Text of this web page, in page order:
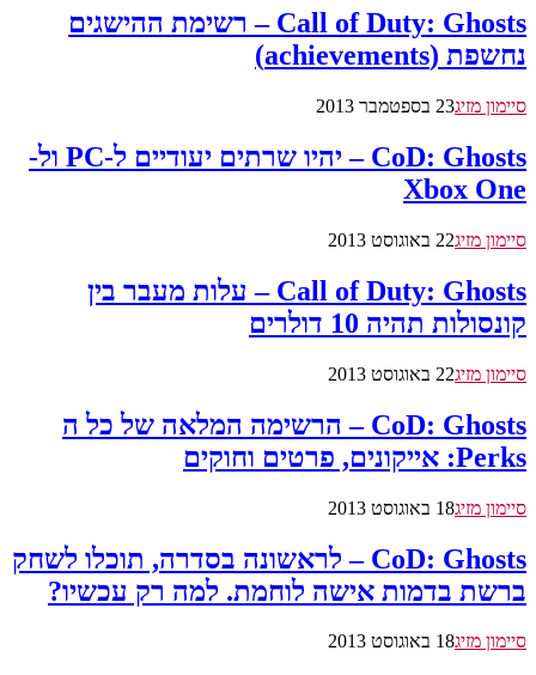
Call of Duty: Ghosts – רשימת ההישגים
נחשפת (achievements)
סיימון מזיג23 בספטמבר 2013
CoD: Ghosts – יהיו שרתים יעודיים ל-PC ול-
Xbox One
סיימון מזיג22 באוגוסט 2013
Call of Duty: Ghosts – עלות מעבר בין
קונסולות תהיה 10 דולרים
סיימון מזיג22 באוגוסט 2013
CoD: Ghosts – הרשימה המלאה של כל ה
Perks: אייקונים, פרטים וחוקים
סיימון מזיג18 באוגוסט 2013
CoD: Ghosts – לראשונה בסדרה, תוכלו לשחק
ברשת בדמות אישה לוחמת. למה רק עכשיו?
סיימון מזיג18 באוגוסט 2013